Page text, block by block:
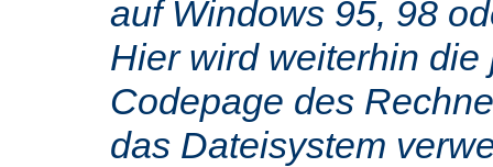
auf Windows 95, 98
Hier wird weiterhin
Codepage des
das Dateisystem